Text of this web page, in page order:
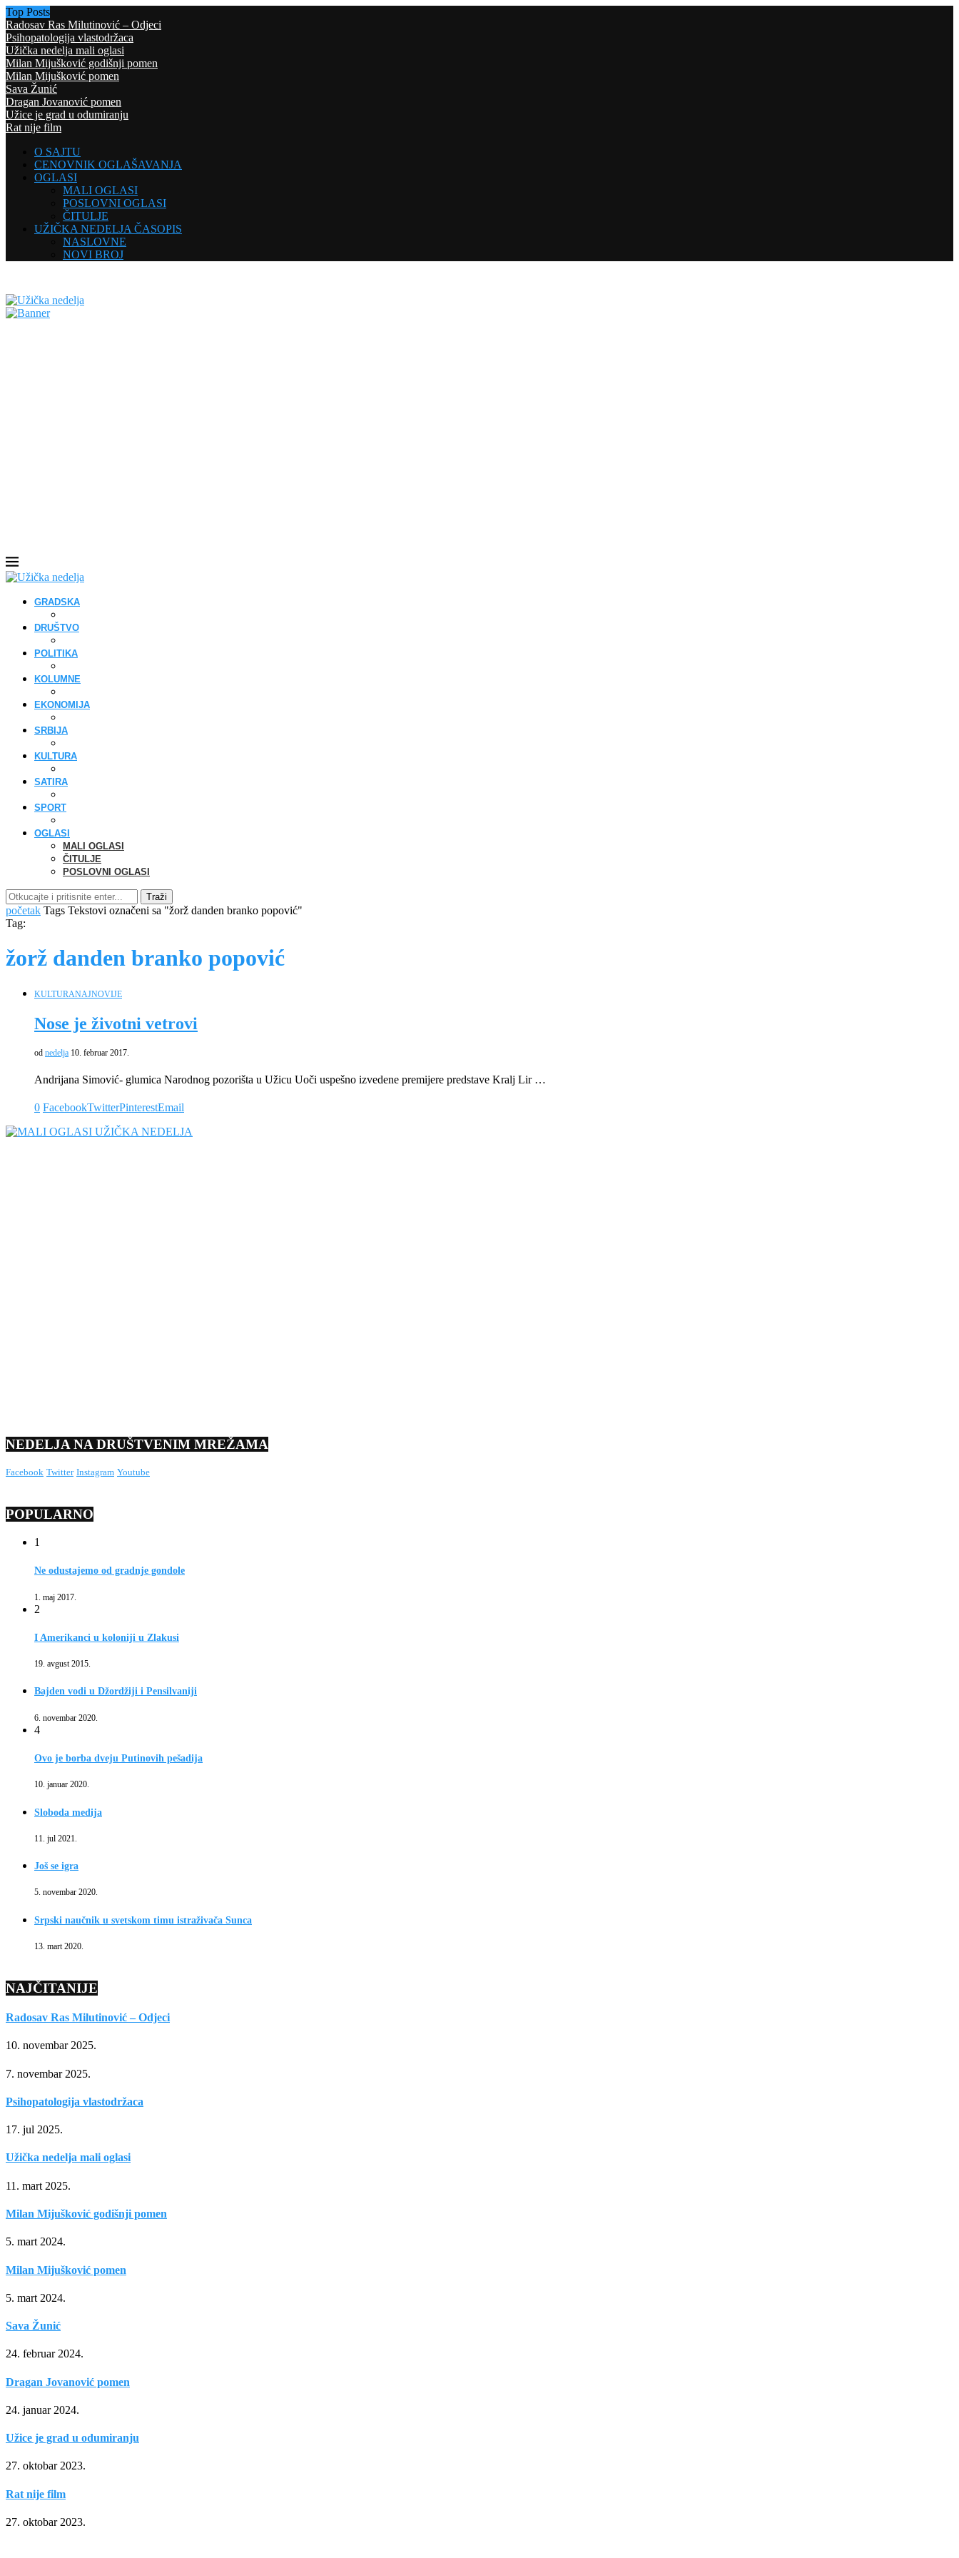
Top Posts
Radosav Ras Milutinović – Odjeci
Psihopatologija vlastodržaca
Užička nedelja mali oglasi
Milan Mijušković godišnji pomen
Milan Mijušković pomen
Sava Žunić
Dragan Jovanović pomen
Užice je grad u odumiranju
Rat nije film
O SAJTU
CENOVNIK OGLAŠAVANJA
OGLASI
MALI OGLASI
POSLOVNI OGLASI
ČITULJE
UŽIČKA NEDELJA ČASOPIS
NASLOVNE
NOVI BROJ
GRADSKA
DRUŠTVO
POLITIKA
KOLUMNE
EKONOMIJA
SRBIJA
KULTURA
SATIRA
SPORT
OGLASI
MALI OGLASI
ČITULJE
POSLOVNI OGLASI
Traži
početak Tags Tekstovi označeni sa "žorž danden branko popović"
Tag:
žorž danden branko popović
KULTURANAJNOVIJE
Nose je životni vetrovi
od nedelja 10. februar 2017.
Andrijana Simović- glumica Narodnog pozorišta u Užicu Uoči uspešno izvedene premijere predstave Kralj Lir …
0 FacebookTwitterPinterestEmail
NEDELJA NA DRUŠTVENIM MREŽAMA
Facebook Twitter Instagram Youtube
POPULARNO
1
Ne odustajemo od gradnje gondole
1. maj 2017.
2
I Amerikanci u koloniji u Zlakusi
19. avgust 2015.
Bajden vodi u Džordžiji i Pensilvaniji
6. novembar 2020.
4
Ovo je borba dveju Putinovih pešadija
10. januar 2020.
Sloboda medija
11. jul 2021.
Još se igra
5. novembar 2020.
Srpski naučnik u svetskom timu istraživača Sunca
13. mart 2020.
NAJČITANIJE
Radosav Ras Milutinović – Odjeci
10. novembar 2025.
7. novembar 2025.
Psihopatologija vlastodržaca
17. jul 2025.
Užička nedelja mali oglasi
11. mart 2025.
Milan Mijušković godišnji pomen
5. mart 2024.
Milan Mijušković pomen
5. mart 2024.
Sava Žunić
24. februar 2024.
Dragan Jovanović pomen
24. januar 2024.
Užice je grad u odumiranju
27. oktobar 2023.
Rat nije film
27. oktobar 2023.